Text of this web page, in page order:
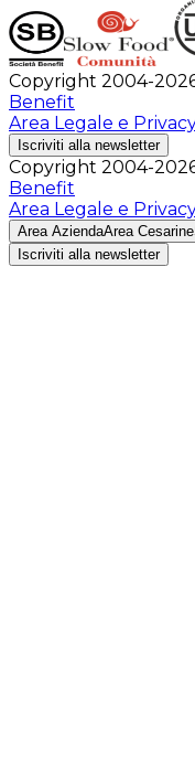
Copyright 2004-
Benefit
Area Legale e
Iscriviti alla newsletter
Copyright 2004-
Benefit
Area Legale e
Area AziendaArea Cesarine
Iscriviti alla newsletter